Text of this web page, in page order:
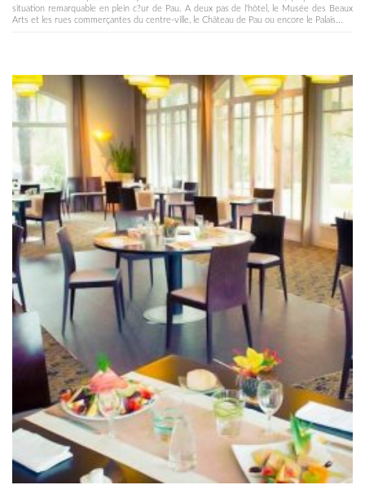
situation remarquable en plein c?ur de Pau. A deux pas de l'hôtel, le Musée des Beaux
Arts et les rues commerçantes du centre-ville, le Château de Pau ou encore le Palais...